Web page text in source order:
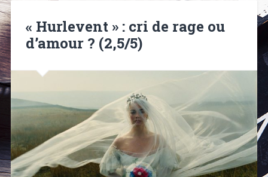
« Hurlevent » : cri de rage ou
d’amour ? (2,5/5)